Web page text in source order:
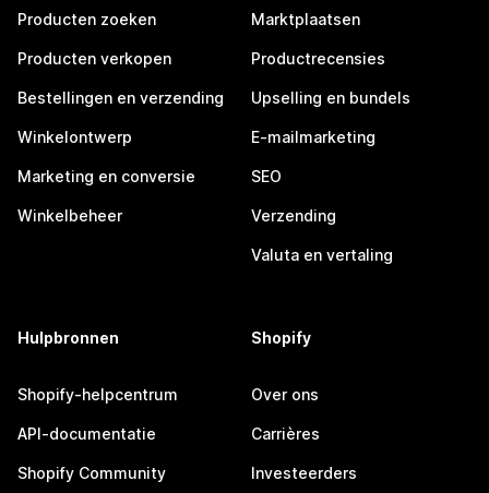
Producten zoeken
Producten verkopen
Bestellingen en verzending
Winkelontwerp
Marketing en conversie
Winkelbeheer
Marktplaatsen
Productrecensies
Upselling en bundels
E-mailmarketing
SEO
Verzending
Valuta en vertaling
Hulpbronnen
Shopify-helpcentrum
API-documentatie
Shopify Community
Shopify
Over ons
Carrières
Investeerders